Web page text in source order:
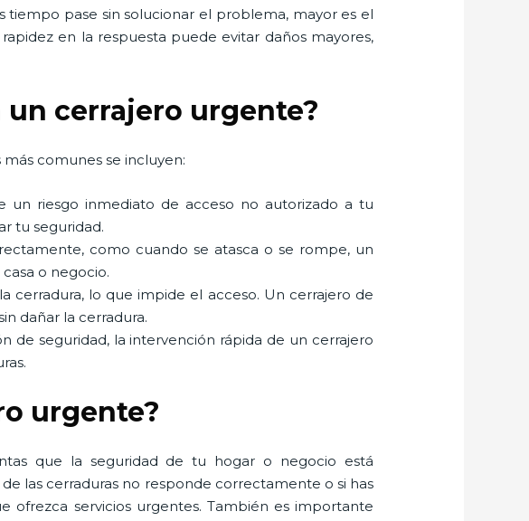
pase sin solucionar el problema, mayor es el
en la respuesta puede evitar daños mayores,
cerrajero urgente?
comunes se incluyen:
un riesgo inmediato de acceso no autorizado a tu
tu seguridad.
como cuando se atasca o se rompe, un
o negocio.
cerradura, lo que impide el acceso. Un cerrajero de
dañar la cerradura.
de seguridad, la intervención rápida de un cerrajero
urgente?
que la seguridad de tu hogar o negocio está
las cerraduras no responde correctamente o si has
ofrezca servicios urgentes. También es importante